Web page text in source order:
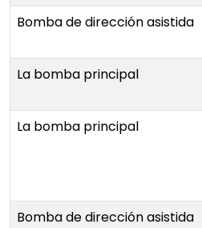
Bomba de dirección asistida
La bomba principal
La bomba principal
Bomba de dirección asistida